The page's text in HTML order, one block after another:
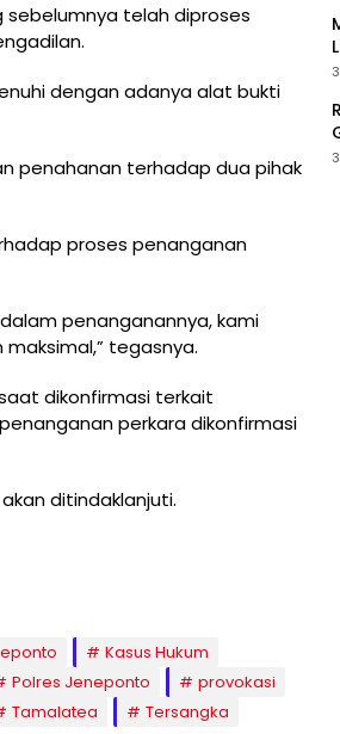
sebelumnya telah diproses
dengan adanya alat bukti
penahanan terhadap dua pihak
proses penanganan
penanganannya, kami
tegasnya.
dikonfirmasi terkait
perkara dikonfirmasi
ditindaklanjuti.
Kasus Hukum
Polres Jeneponto
provokasi
Tamalatea
Tersangka